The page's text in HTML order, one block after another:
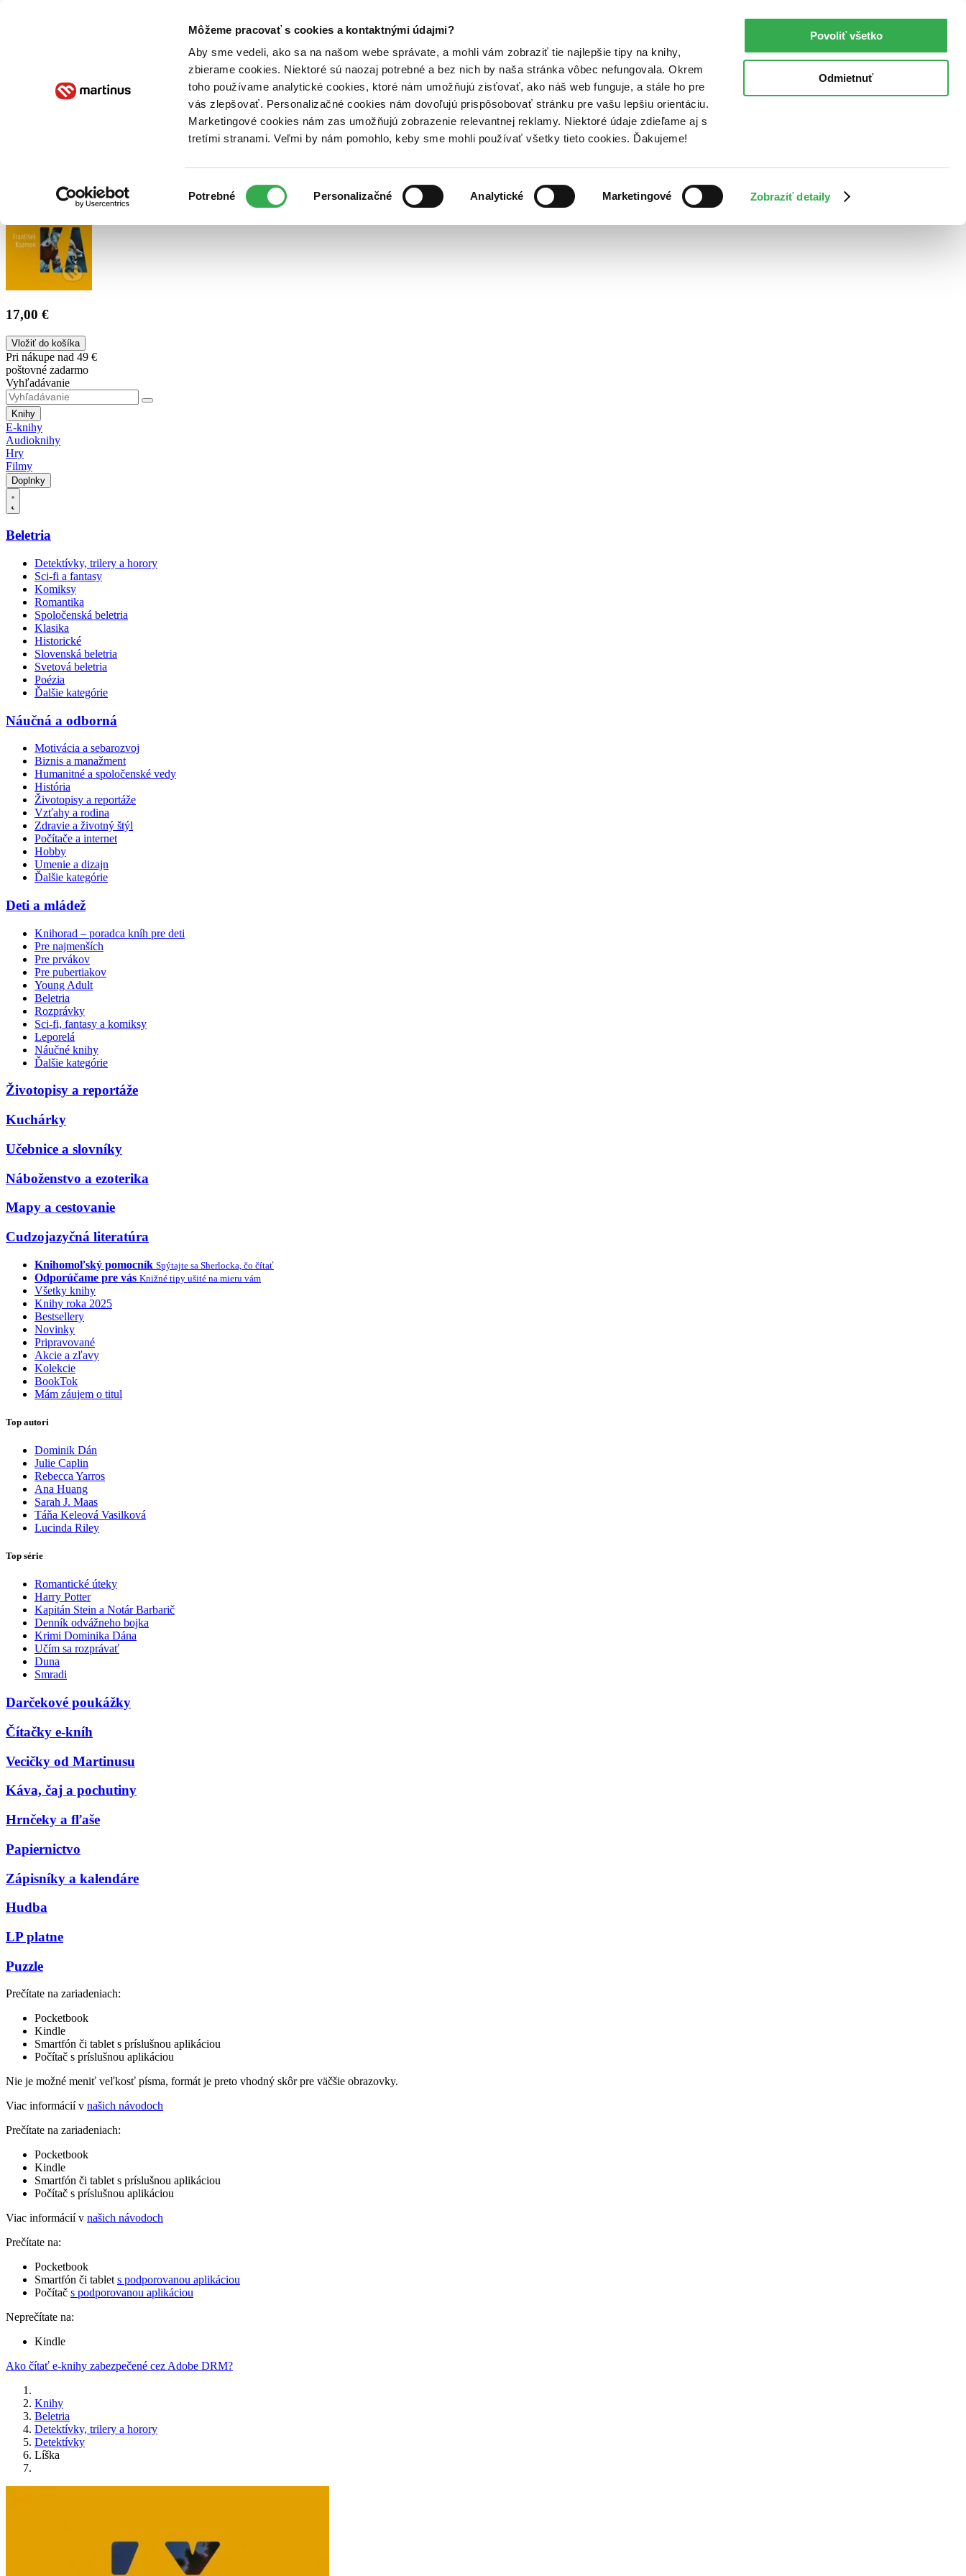
Môžeme pracovať s cookies a kontaktnými údajmi?
Aby sme vedeli, ako sa na našom webe správate, a mohli vám zobraziť tie najlepšie tipy na knihy,
zbierame cookies. Niektoré sú naozaj potrebné a bez nich by naša stránka vôbec nefungovala. Okrem
toho používame analytické cookies, ktoré nám umožňujú zisťovať, ako náš web funguje, a stále ho pre
vás zlepšovať. Personalizačné cookies nám dovoľujú prispôsobovať stránku pre vašu lepšiu orientáciu.
Marketingové cookies nám zas umožňujú zobrazenie relevantnej reklamy. Niektoré údaje zdieľame aj s
tretími stranami. Veľmi by nám pomohlo, keby sme mohli používať všetky tieto cookies. Ďakujeme!
súhlasu
Potrebné Personalizačné Analytické Marketingové Zobraziť detaily
Povoliť všetko
Odmietnuť
Poukážky Kontakt
17,00 €
Vložiť do košíka
Pri nákupe nad 49 €
poštovné zadarmo
Vyhľadávanie
Knihy
E-knihy
Audioknihy
Hry
Filmy
Doplnky
Beletria
Detektívky, trilery a horory
Sci-fi a fantasy
Komiksy
Romantika
Spoločenská beletria
Klasika
Historické
Slovenská beletria
Svetová beletria
Poézia
Ďalšie kategórie
Náučná a odborná
Motivácia a sebarozvoj
Biznis a manažment
Humanitné a spoločenské vedy
História
Životopisy a reportáže
Vzťahy a rodina
Zdravie a životný štýl
Počítače a internet
Hobby
Umenie a dizajn
Ďalšie kategórie
Deti a mládež
Knihorad – poradca kníh pre deti
Pre najmenších
Pre prvákov
Pre pubertiakov
Young Adult
Beletria
Rozprávky
Sci-fi, fantasy a komiksy
Leporelá
Náučné knihy
Ďalšie kategórie
Životopisy a reportáže
Kuchárky
Učebnice a slovníky
Náboženstvo a ezoterika
Mapy a cestovanie
Cudzojazyčná literatúra
Knihomoľský pomocník Spýtajte sa Sherlocka, čo čítať
Odporúčame pre vás Knižné tipy ušité na mieru vám
Všetky knihy
Knihy roka 2025
Bestsellery
Novinky
Pripravované
Akcie a zľavy
Kolekcie
BookTok
Mám záujem o titul
Top autori
Dominik Dán
Julie Caplin
Rebecca Yarros
Ana Huang
Sarah J. Maas
Táňa Keleová Vasilková
Lucinda Riley
Top série
Romantické úteky
Harry Potter
Kapitán Stein a Notár Barbarič
Denník odvážneho bojka
Krimi Dominika Dána
Učím sa rozprávať
Duna
Smradi
Darčekové poukážky
Čítačky e-kníh
Vecičky od Martinusu
Káva, čaj a pochutiny
Hrnčeky a fľaše
Papiernictvo
Zápisníky a kalendáre
Hudba
LP platne
Puzzle
Prečítate na zariadeniach:
Pocketbook
Kindle
Smartfón či tablet s príslušnou aplikáciou
Počítač s príslušnou aplikáciou
Nie je možné meniť veľkosť písma, formát je preto vhodný skôr pre väčšie obrazovky.
Viac informácií v našich návodoch
Prečítate na zariadeniach:
Pocketbook
Kindle
Smartfón či tablet s príslušnou aplikáciou
Počítač s príslušnou aplikáciou
Viac informácií v našich návodoch
Prečítate na:
Pocketbook
Smartfón či tablet s podporovanou aplikáciou
Počítač s podporovanou aplikáciou
Neprečítate na:
Kindle
Ako čítať e-knihy zabezpečené cez Adobe DRM?
Knihy
Beletria
Detektívky, trilery a horory
Detektívky
Líška